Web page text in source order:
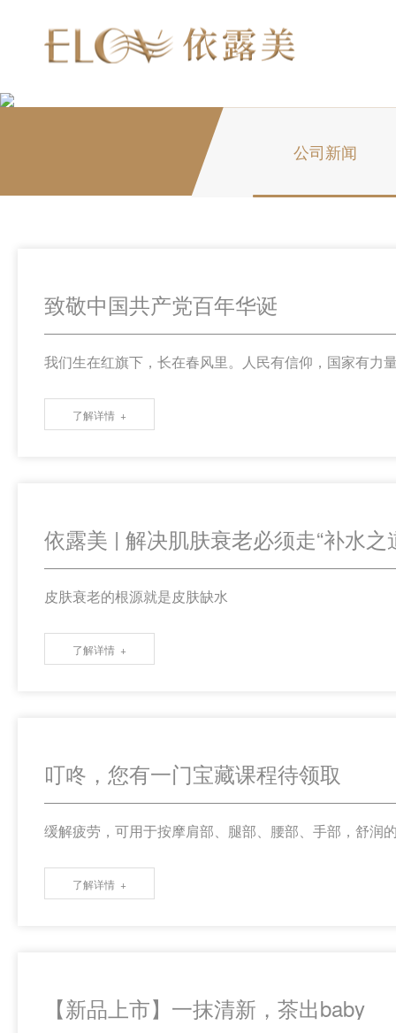
公司新闻
致敬中国共产党百年华诞
我们生在红旗下，长在春风里。人民有信仰，国家有力
了解详情
依露美 | 解决肌肤衰老必须走“补水之
皮肤衰老的根源就是皮肤缺水
了解详情
叮咚，您有一门宝藏课程待领取
缓解疲劳，可用于按摩肩部、腿部、腰部、手部，舒润
了解详情
【新品上市】一抹清新，茶出baby